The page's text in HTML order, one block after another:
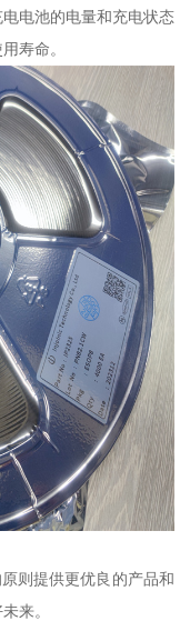
电池的电量和充电状态
寿命。
则提供更优良的产品和
来。